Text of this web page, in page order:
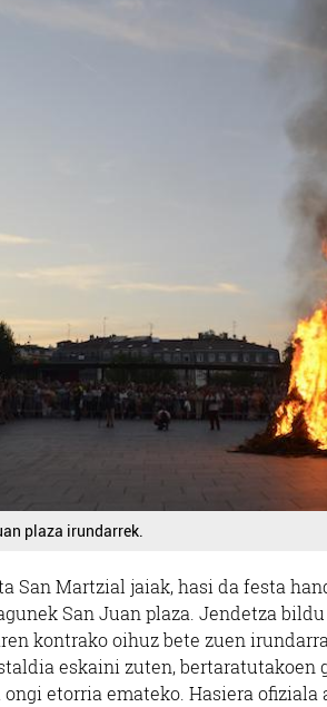
plaza irundarrek.
San Martzial jaiak, hasi da festa
San Juan plaza. Jendetza
kontrako oihuz bete zuen
eskaini zuten, bertaratutakoen
etorria emateko. Hasiera